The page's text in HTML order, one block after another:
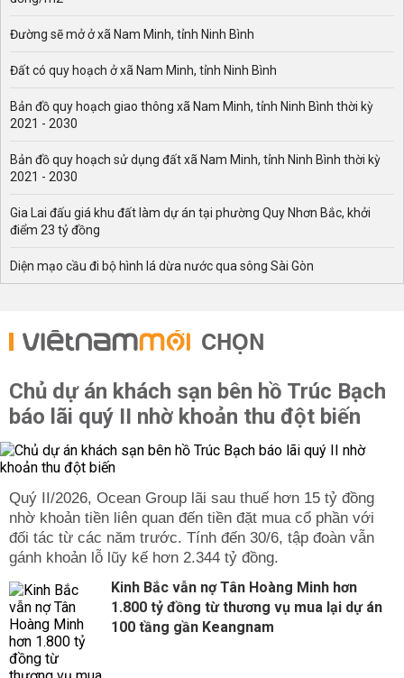
Đường sẽ mở ở xã Nam Minh, tỉnh Ninh Bình
Đất có quy hoạch ở xã Nam Minh, tỉnh Ninh Bình
Bản đồ quy hoạch giao thông xã Nam Minh, tỉnh Ninh Bình thời kỳ
2021 - 2030
Bản đồ quy hoạch sử dụng đất xã Nam Minh, tỉnh Ninh Bình thời kỳ
2021 - 2030
Gia Lai đấu giá khu đất làm dự án tại phường Quy Nhơn Bắc, khởi
điểm 23 tỷ đồng
Diện mạo cầu đi bộ hình lá dừa nước qua sông Sài Gòn
CHỌN
Chủ dự án khách sạn bên hồ Trúc Bạch
báo lãi quý II nhờ khoản thu đột biến
Quý II/2026, Ocean Group lãi sau thuế hơn 15 tỷ đồng
nhờ khoản tiền liên quan đến tiền đặt mua cổ phần với
đối tác từ các năm trước. Tính đến 30/6, tập đoàn vẫn
gánh khoản lỗ lũy kế hơn 2.344 tỷ đồng.
Kinh Bắc vẫn nợ Tân Hoàng Minh hơn
1.800 tỷ đồng từ thương vụ mua lại dự án
100 tầng gần Keangnam